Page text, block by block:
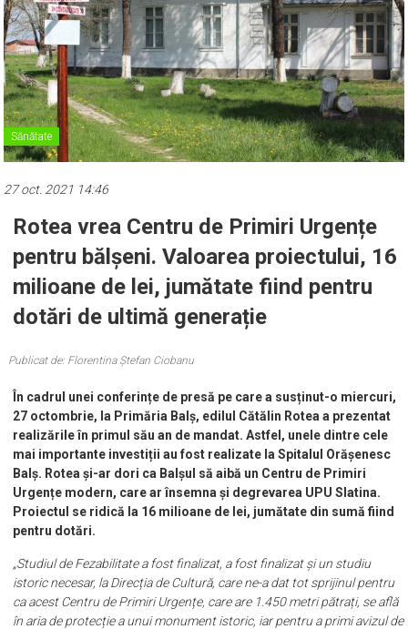
Sănătate
27 oct. 2021 14:46
Rotea vrea Centru de Primiri Urgențe
pentru bălșeni. Valoarea proiectului, 16
milioane de lei, jumătate fiind pentru
dotări de ultimă generație
Publicat de: Florentina Ștefan Ciobanu
În cadrul unei conferințe de presă pe care a susținut-o miercuri,
27 octombrie, la Primăria Balș, edilul Cătălin Rotea a prezentat
realizările în primul său an de mandat. Astfel, unele dintre cele
mai importante investiții au fost realizate la Spitalul Orășenesc
Balș. Rotea și-ar dori ca Balșul să aibă un Centru de Primiri
Urgențe modern, care ar însemna și degrevarea UPU Slatina.
Proiectul se ridică la 16 milioane de lei, jumătate din sumă fiind
pentru dotări.
„Studiul de Fezabilitate a fost finalizat, a fost finalizat și un studiu
istoric necesar, la Direcția de Cultură, care ne-a dat tot sprijinul pentru
ca acest Centru de Primiri Urgențe, care are 1.450 metri pătrați, se află
în aria de protecție a unui monument istoric, iar pentru a primi avizul de